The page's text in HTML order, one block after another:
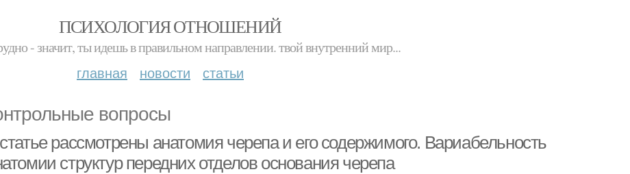
ПСИХОЛОГИЯ ОТНОШЕНИЙ
- значит, ты идешь в правильном направлении. твой внутренний мир...
главная новости статьи
вопросы
рассмотрены анатомия черепа и его содержимого. Вариабельность
структур передних отделов основания черепа